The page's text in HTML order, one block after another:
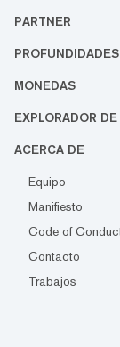
PARTNER
PROFUNDIDADES
MONEDAS
EXPLORADOR
ACERCA DE
Equipo
Manifiesto
Code of
Contacto
Trabajos